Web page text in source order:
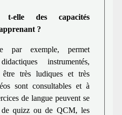
t-elle des capacités
?
par exemple, permet
instrumentés,
très ludiques et très
sont consultables et à
de langue peuvent se
quizz ou de QCM, les